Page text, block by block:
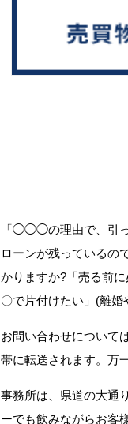
「◯◯◯の理由で、引
ローンが残っているの
かりますか?「売る前
〇で片付けたい」(離婚
お問い合わせについて
帯に転送されます。万
事務所は、県道の大通
ーでも飲みながらお客